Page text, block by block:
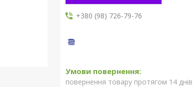
+380 (98) 726-79-76
повернення товару протягом 14 днів